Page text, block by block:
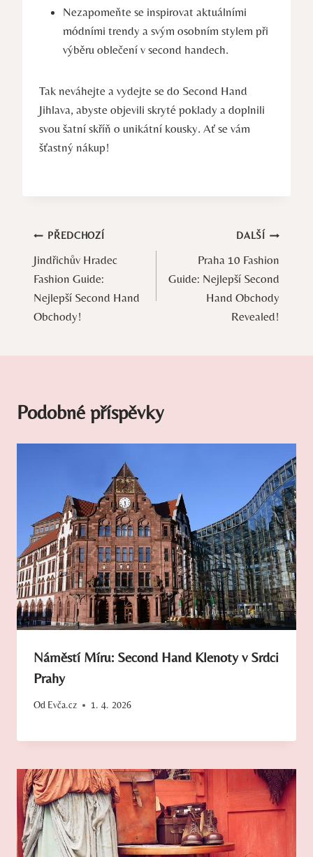
Nezapomeňte se inspirovat aktuálními
módními trendy a svým osobním ⁢stylem ​při⁢
výběru oblečení ⁣v second handech.
Tak neváhejte a vydejte se ​do Second Hand
Jihlava, abyste ​objevili⁤ skryté poklady a doplnili
svou šatní skříň o unikátní kousky. Ať se vám
šťastný nákup!
Navigace
pro
příspěvek
PŘEDCHOZÍ
Jindřichův Hradec
Fashion Guide:
Nejlepší Second Hand
Obchody!
DALŠÍ
Praha 10 Fashion
Guide: Nejlepší Second
Hand Obchody
Revealed!
Podobné příspěvky
Náměstí Míru: Second Hand Klenoty v Srdci
Prahy
Od Evča.cz 1. 4. 2026